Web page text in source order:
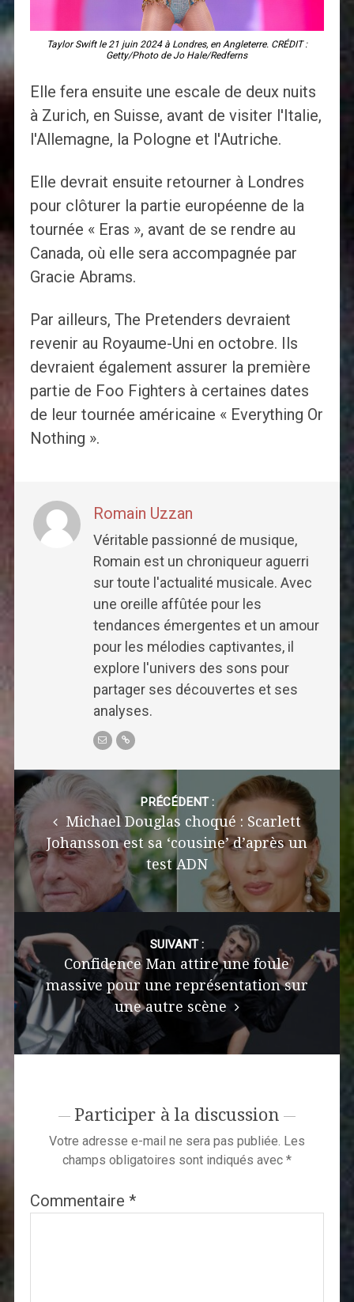
Taylor Swift le 21 juin 2024 à Londres, en Angleterre. CRÉDIT :
Getty/Photo de Jo Hale/Redferns
Elle fera ensuite une escale de deux nuits
à Zurich, en Suisse, avant de visiter l'Italie,
l'Allemagne, la Pologne et l'Autriche.
Elle devrait ensuite retourner à Londres
pour clôturer la partie européenne de la
tournée « Eras », avant de se rendre au
Canada, où elle sera accompagnée par
Gracie Abrams.
Par ailleurs, The Pretenders devraient
revenir au Royaume-Uni en octobre. Ils
devraient également assurer la première
partie de Foo Fighters à certaines dates
de leur tournée américaine « Everything Or
Nothing ».
Romain Uzzan
Véritable passionné de musique,
Romain est un chroniqueur aguerri
sur toute l'actualité musicale. Avec
une oreille affûtée pour les
tendances émergentes et un amour
pour les mélodies captivantes, il
explore l'univers des sons pour
partager ses découvertes et ses
analyses.
Post
navigation
PRÉCÉDENT :
Michael Douglas choqué : Scarlett
Johansson est sa ‘cousine’ d’après un
test ADN
SUIVANT :
Confidence Man attire une foule
massive pour une représentation sur
une autre scène
Participer à la discussion
Votre adresse e-mail ne sera pas publiée. Les
champs obligatoires sont indiqués avec *
Commentaire *